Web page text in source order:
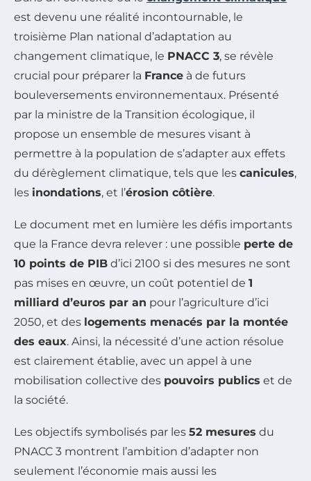
est devenu une réalité incontournable, le
troisième Plan national d’adaptation au
changement climatique, le PNACC 3, se révèle
crucial pour préparer la France à de futurs
bouleversements environnementaux. Présenté
par la ministre de la Transition écologique, il
propose un ensemble de mesures visant à
permettre à la population de s’adapter aux effets
du dérèglement climatique, tels que les canicules,
les inondations, et l’érosion côtière.
Le document met en lumière les défis importants
que la France devra relever : une possible perte de
10 points de PIB d’ici 2100 si des mesures ne sont
pas mises en œuvre, un coût potentiel de 1
milliard d’euros par an pour l’agriculture d’ici
2050, et des logements menacés par la montée
des eaux. Ainsi, la nécessité d’une action résolue
est clairement établie, avec un appel à une
mobilisation collective des pouvoirs publics et de
la société.
Les objectifs symbolisés par les 52 mesures du
PNACC 3 montrent l’ambition d’adapter non
seulement l’économie mais aussi les